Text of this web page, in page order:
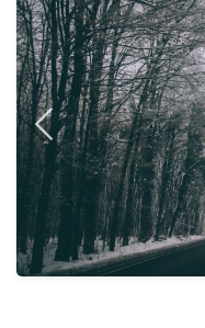
Previous